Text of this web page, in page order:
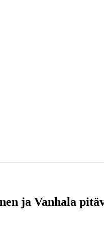
ja Vanhala